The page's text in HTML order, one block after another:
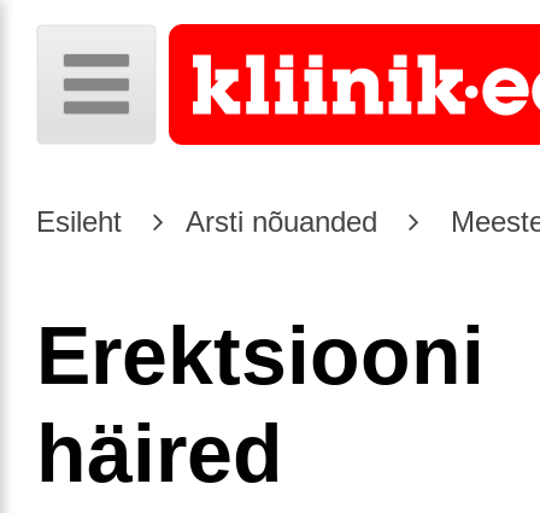
Esileht Arsti nõuanded
Erektsiooni
häired